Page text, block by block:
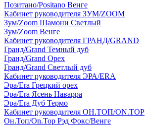
Позитано/Positano Венге
Кабинет руководителя ЗУМ/ZOOM
Зум/Zoom Шамони Светлый
Зум/Zoom Венге
Кабинет руководителя ГРАНД/GRAND
Гранд/Grand Темный дуб
Гранд/Grand Орех
Гранд/Grand Светлый дуб
Кабинет руководителя ЭРА/ERA
Эра/Era Грецкий орех
Эра/Era Ясень Наварра
Эра/Era Дуб Термо
Кабинет руководителя ОН.ТОП/ON.TOP
Он.Топ/On.Top Рэд Фокс/Венге